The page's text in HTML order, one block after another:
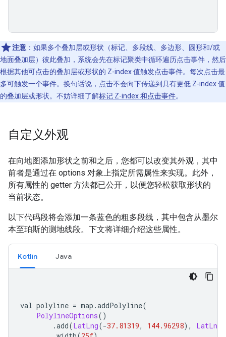
注意 ：如果多个叠加层或形状（标记、多段线、多边形、圆形和/或
地面叠加层）彼此叠加，系统会先在标记聚类中循环遍历点击事件，然后
根据其他可点击的叠加层或形状的 Z-index 值触发点击事件。每次点击最
多可触发一个事件。换句话说，点击不会向下传递到具有更低 Z-index 值
的叠加层或形状。不妨详细了解标记 Z-index 和点击事件。
自定义外观
在向地图添加形状之前和之后，您都可以改变其外观，其中
前者是通过在 options 对象上指定所需属性来实现。此外，
所有属性的 getter 方法都已公开，以便您轻松获取形状的
当前状态。
以下代码段将会添加一条蓝色的粗多段线，其中包含从墨尔
本至珀斯的测地线段。下文将详细介绍这些属性。
Kotlin Java
val polyline = map .addPolyline(
PolylineOptions()
.add(LatLng(-37.81319, 144.96298), LatLng